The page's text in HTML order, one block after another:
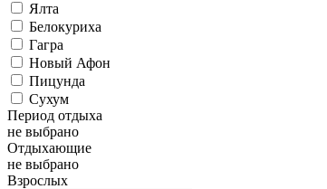
Ялта
Белокуриха
Гагра
Новый Афон
Пицунда
Сухум
Период отдыха
не выбрано
Отдыхающие
не выбрано
Взрослых